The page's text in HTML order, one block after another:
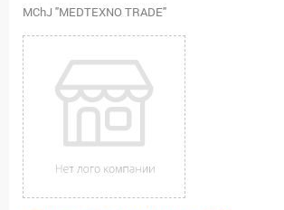
MChJ "MEDTEXNO TRADE"